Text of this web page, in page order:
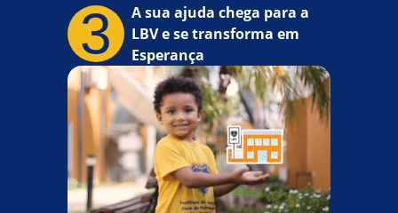
3
A sua ajuda chega para a
LBV e se transforma em
Esperança